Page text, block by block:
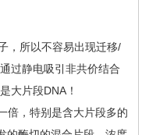
，所以不容易出现迁移/
过静电吸引非共价结合
大片段DNA！
，特别是含大片段多的